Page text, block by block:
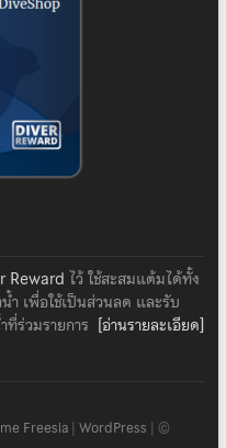
Reward ไว้ ใช้สะสมแต้มได้ทั้ง
ำ เพื่อใช้เป็นส่วนลด และรับ
ร่วมรายการ [อ่านรายละเอียด]
Freesia| WordPress | ©